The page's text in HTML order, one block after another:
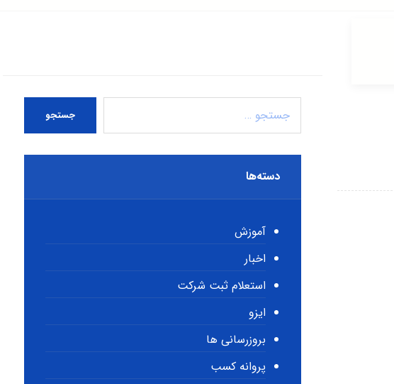
جستجو
دسته‌ها
آموزش
اخبار
استعلام ثبت شرکت
ایزو
بروزرسانی ها
پروانه کسب